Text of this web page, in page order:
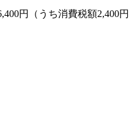
円（うち消費税額2,400